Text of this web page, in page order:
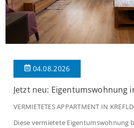
04.08.2026
Jetzt neu: Eigentumswohnung
VERMIETETES APPARTMENT IN
Diese vermietete Eigentumswohnung